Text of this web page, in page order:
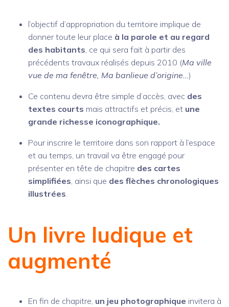
l’objectif d’appropriation du territoire implique de
donner toute leur place à la parole et au regard
des habitants, ce qui sera fait à partir des
précédents travaux réalisés depuis 2010 (Ma ville
vue de ma fenêtre, Ma banlieue d’origine…)
Ce contenu devra être simple d’accès, avec des
textes courts mais attractifs et précis, et une
grande richesse iconographique.
Pour inscrire le territoire dans son rapport à l’espace
et au temps, un travail va être engagé pour
présenter en tête de chapitre des cartes
simplifiées, ainsi que des flèches chronologiques
illustrées.
Un livre ludique et
augmenté
En fin de chapitre, un jeu photographique invitera à